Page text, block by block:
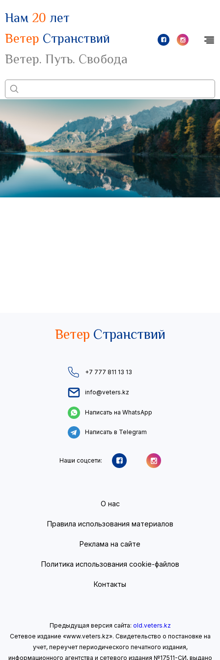
Нам 20 лет
Ветер Странствий
Ветер. Путь. Свобода
Ветер Странствий
+7 777 811 13 13
info@veters.kz
Написать на WhatsApp
Написать в Telegram
Наши соцсети:
О нас
Правила использования материалов
Реклама на сайте
Политика использования cookie-файлов
Контакты
Предыдущая версия сайта: old.veters.kz
Сетевое издание «www.veters.kz». Свидетельство о постановке на
учет, переучет периодического печатного издания,
информационного агентства и сетевого издания №17511-СИ, выдано